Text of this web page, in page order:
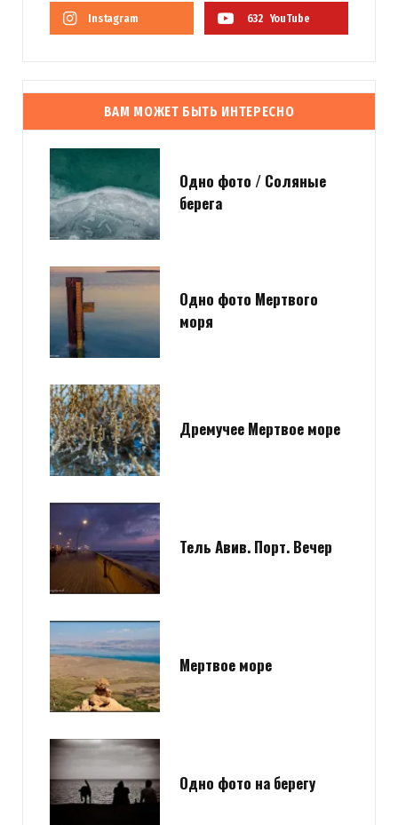
Instagram 632 YouTube
ВАМ МОЖЕТ БЫТЬ ИНТЕРЕСНО
Одно фото / Соляные
берега
Одно фото Мертвого
моря
Дремучее Мертвое море
Тель Авив. Порт. Вечер
Мертвое море
Одно фото на берегу